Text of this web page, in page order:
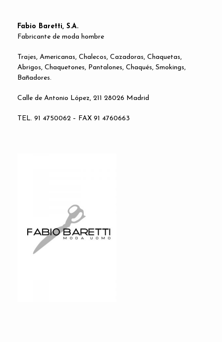
Fabio Baretti, S.A.
Fabricante de moda hombre
Trajes, Americanas, Chalecos, Cazadoras, Chaquetas,
Abrigos, Chaquetones, Pantalones, Chaqués, Smokings,
Bañadores.
Calle de Antonio López, 211 28026 Madrid
TEL. 91 4750062 – FAX 91 4760663